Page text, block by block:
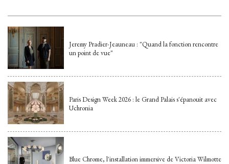
Jeremy Pradier-Jeauneau : "Quand la fonction rencontre
un point de vue"
Paris Design Week 2026 : le Grand Palais s'épanouit avec
Uchronia
Blue Chrome, l'installation immersive de Victoria Wilmotte